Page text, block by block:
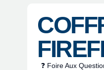
❓ Foire Aux